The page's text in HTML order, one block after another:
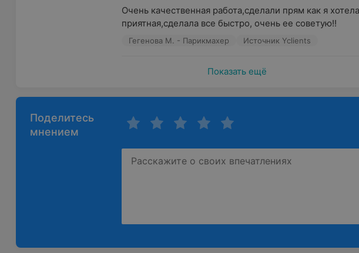
Очень качественная работа,сделали прям как я
приятная,сделала все быстро, очень ее советую!!
Гегенова М. - Парикмахер Источник Yclients
Показать ещё
Поделитесь
мнением